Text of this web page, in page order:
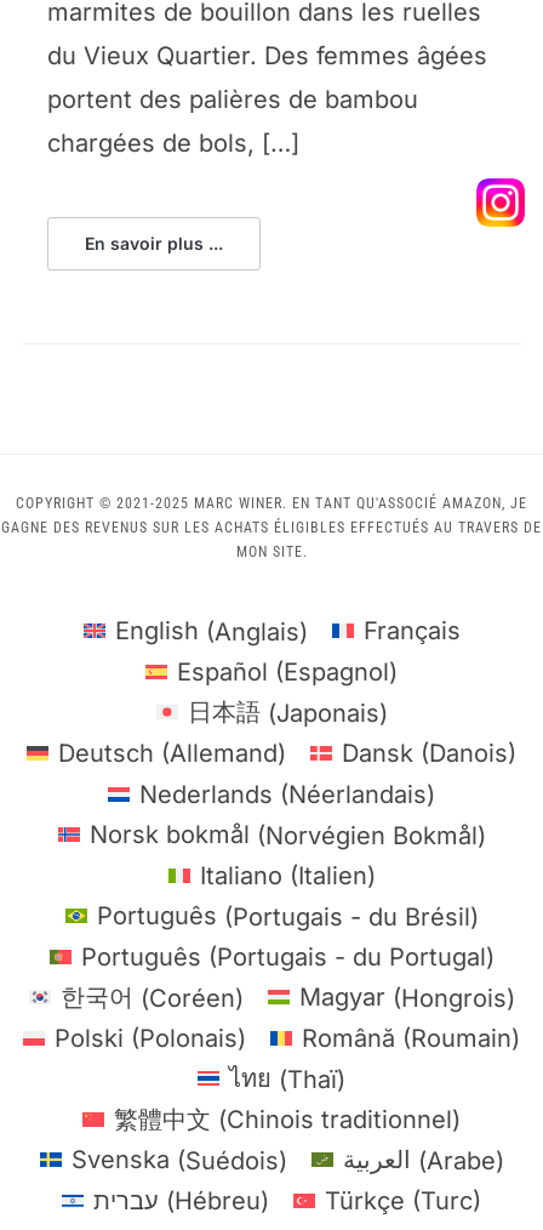
marmites de bouillon dans les ruelles
du Vieux Quartier. Des femmes âgées
portent des palières de bambou
chargées de bols, […]
En savoir plus ...
COPYRIGHT © 2021-2025 MARC WINER. EN TANT QU'ASSOCIÉ AMAZON, JE
GAGNE DES REVENUS SUR LES ACHATS ÉLIGIBLES EFFECTUÉS AU TRAVERS DE
MON SITE.
English (Anglais)
Français
Español (Espagnol)
日本語(Japonais)
Deutsch (Allemand) Dansk (Danois)
Nederlands (Néerlandais)
Norsk bokmål (Norvégien Bokmål)
Italiano (Italien)
Português (Portugais - du Brésil)
Português (Portugais - du Portugal)
한국어 (Coréen) Magyar (Hongrois)
Polski (Polonais) Română (Roumain)
ไทย (Thaï)
繁體中文 (Chinois traditionnel)
Svenska (Suédois) العربية (Arabe)
עברית (Hébreu) Türkçe (Turc)